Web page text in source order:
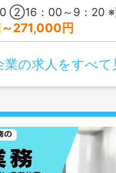
：00～9：20 ※変形労働
271,000円
業の求人をすべて